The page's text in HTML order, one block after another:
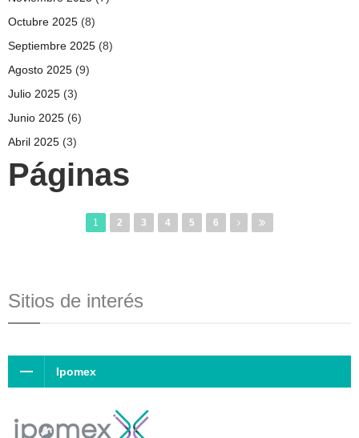
Octubre 2025 (8)
Septiembre 2025 (8)
Agosto 2025 (9)
Julio 2025 (3)
Junio 2025 (6)
Abril 2025 (3)
Páginas
1 2 3 4 5 6
Sitios de interés
Ipomex